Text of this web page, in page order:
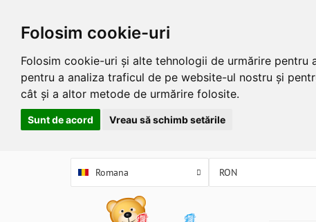
Folosim cookie-uri
Folosim cookie-uri și alte tehnologii de urmărire
pentru a analiza traficul de pe website-ul nostru și
cât și a altor metode de urmărire folosite.
Sunt de acord Vreau să schimb setările
Romana